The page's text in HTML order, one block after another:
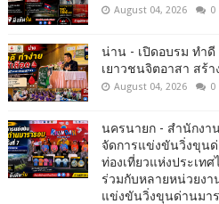
August 04, 2026 0
น่าน - เปิดอบรม ทำดี
เยาวชนจิตอาสา สร้
August 04, 2026 0
นครนายก - สำนักงา
จัดการแข่งขันวิ่งขุน
ท่องเที่ยวแห่งประเท
ร่วมกับหลายหน่วยงา
แข่งขันวิ่งขุนด่านมา